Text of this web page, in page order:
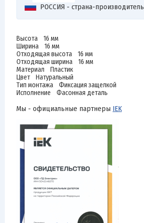
РОССИЯ - страна-производитель
Высота 16 мм
Ширина 16 мм
Отходящая высота 16 мм
Отходящая ширина 16 мм
Материал Пластик
Цвет Натуральный
Тип монтажа Фиксация защелкой
Исполнение Фасонная деталь
Мы - официальные партнеры IEK